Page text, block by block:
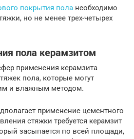
покрытия пола необходимо
но не менее трех-четырех
пола керамзитом
применения керамзита
пола, которые могут
и влажным методом.
применение цементного
стяжки требуется керамзит
засыпается по всей площади,